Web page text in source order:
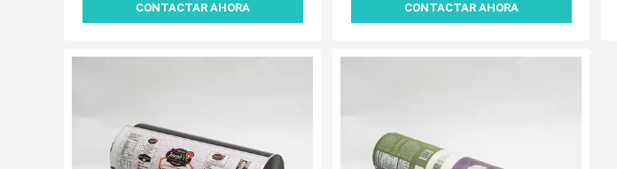
CONTACTAR AHORA CONTACTAR AHORA